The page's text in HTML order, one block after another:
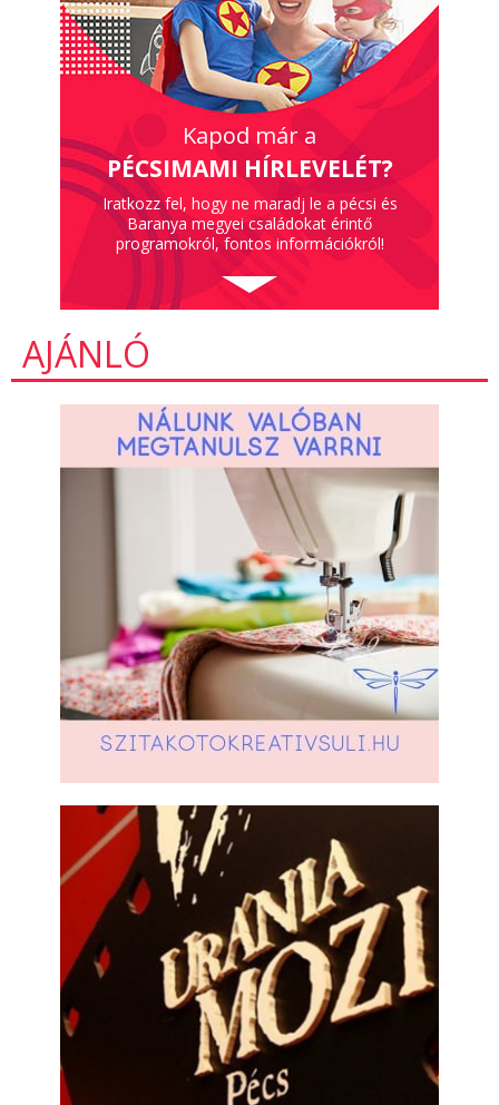
Kapod már a
PÉCSIMAMI HÍRLEVELÉT?
Iratkozz fel, hogy ne maradj le a pécsi és
Baranya megyei családokat érintő
programokról, fontos információkról!
AJÁNLÓ